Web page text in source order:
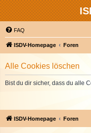
FAQ
ISDV-Homepage Foren
Alle Cookies löschen
Bist du dir sicher, dass du alle
ISDV-Homepage Foren